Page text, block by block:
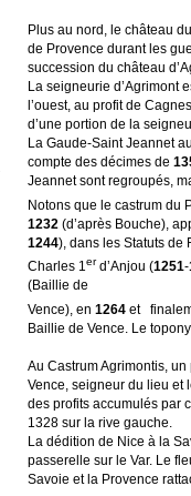
Plus au nord, le château
de Provence durant les
succession du château
La seigneurie d’Agrimont
l’ouest, au profit de
d’une portion de la
La Gaude-Saint Jeannet
compte des décimes de
Jeannet sont regroupés,
Notons que le castrum du
1232 (d’après Bouche),
1244), dans les Statuts de
Charles 1 erd’Anjou (1251-
(Baillie de
Vence), en 1264et
Baillie de Vence. Le
Au Castrum Agrimontis, un
Vence, seigneur du lieu et
des profits accumulés par
1328 sur la rive gauche.
La dédition de Nice à la
passerelle sur le Var. Le
Savoie et la Provence